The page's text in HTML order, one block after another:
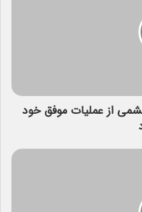
از عملیات موفق خود